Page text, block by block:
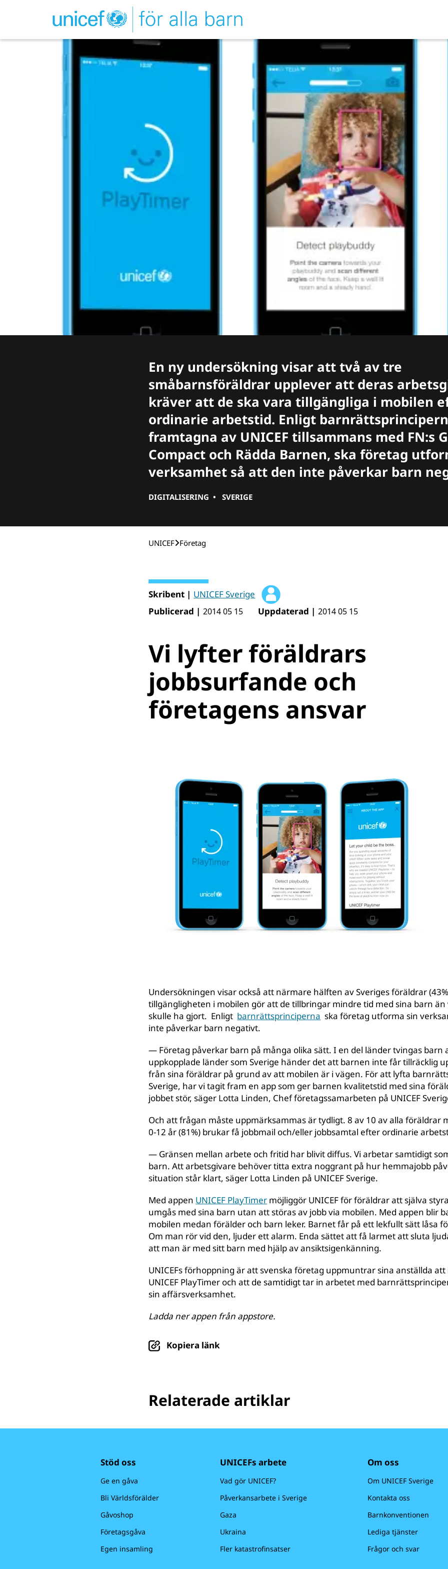
En ny undersökning visar att två av tre
småbarnsföräldrar upplever att deras
kräver att de ska vara tillgängliga i mobilen
ordinarie arbetstid. Enligt
framtagna av UNICEF tillsammans med FN:s
Compact och Rädda Barnen, ska företag
verksamhet så att den inte påverkar barn
DIGITALISERING • SVERIGE
UNICEF Företag
Skribent | UNICEF Sverige
Publicerad | 2014 05 15 Uppdaterad | 2014 05 15
Vi lyfter föräldrars
jobbsurfande och
företagens ansvar
Undersökningen visar också att närmare hälften av Sveriges föräldrar
tillgängligheten i mobilen gör att de tillbringar mindre tid med sina barn än
skulle ha gjort. Enligt barnrättsprinciperna ska företag utforma sin
inte påverkar barn negativt.
— Företag påverkar barn på många olika sätt. I en del länder tvingas barn
uppkopplade länder som Sverige händer det att barnen inte får tillräcklig
från sina föräldrar på grund av att mobilen är i vägen. För att lyfta
Sverige, har vi tagit fram en app som ger barnen kvalitetstid med sina
jobbet stör, säger Lotta Linden, Chef företagssamarbeten på UNICEF
Och att frågan måste uppmärksammas är tydligt. 8 av 10 av alla föräldrar
0-12 år (81%) brukar få jobbmail och/eller jobbsamtal efter ordinarie
— Gränsen mellan arbete och fritid har blivit diffus. Vi arbetar samtidigt
barn. Att arbetsgivare behöver titta extra noggrant på hur hemmajobb
situation står klart, säger Lotta Linden på UNICEF Sverige.
Med appen UNICEF PlayTimer möjliggör UNICEF för föräldrar att själva
umgås med sina barn utan att störas av jobb via mobilen. Med appen blir
mobilen medan förälder och barn leker. Barnet får på ett lekfullt sätt låsa
Om man rör vid den, ljuder ett alarm. Enda sättet att få larmet att sluta
att man är med sitt barn med hjälp av ansiktsigenkänning.
UNICEFs förhoppning är att svenska företag uppmuntrar sina anställda
UNICEF PlayTimer och att de samtidigt tar in arbetet med
sin affärsverksamhet.
Ladda ner appen från appstore.
Kopiera länk
Relaterade artiklar
Stöd oss
Ge en gåva
Bli Världsförälder
Gåvoshop
Företagsgåva
Egen insamling
UNICEFs arbete
Vad gör UNICEF?
Påverkansarbete i Sverige
Gaza
Ukraina
Fler katastrofinsatser
Om oss
Om UNICEF Sverige
Kontakta oss
Barnkonventionen
Lediga tjänster
Frågor och svar